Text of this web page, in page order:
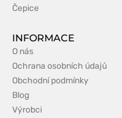
Čepice
INFORMACE
O nás
Ochrana osobních údajů
Obchodní podmínky
Blog
Výrobci